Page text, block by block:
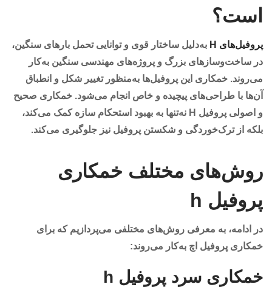
است؟
پروفیل‌های H
به‌دلیل ساختار قوی و توانایی تحمل بارهای سنگین،
در ساخت‌وسازهای بزرگ و پروژه‌های مهندسی سنگین به‌کار
می‌روند. خمکاری این پروفیل‌ها به‌منظور تغییر شکل و انطباق
آن‌ها با طراحی‌های پیچیده و خاص انجام می‌شود. خمکاری صحیح
و اصولی پروفیل H نه‌تنها به بهبود استحکام سازه کمک می‌کند،
بلکه از ترک‌خوردگی و شکستن پروفیل نیز جلوگیری می‌کند.
روش‌های مختلف خمکاری
پروفیل h
در ادامه، به معرفی روش‌های مختلفی می‌پردازیم که برای
خمکاری پروفیل اچ به‌کار می‌روند:
خمکاری سرد پروفیل h